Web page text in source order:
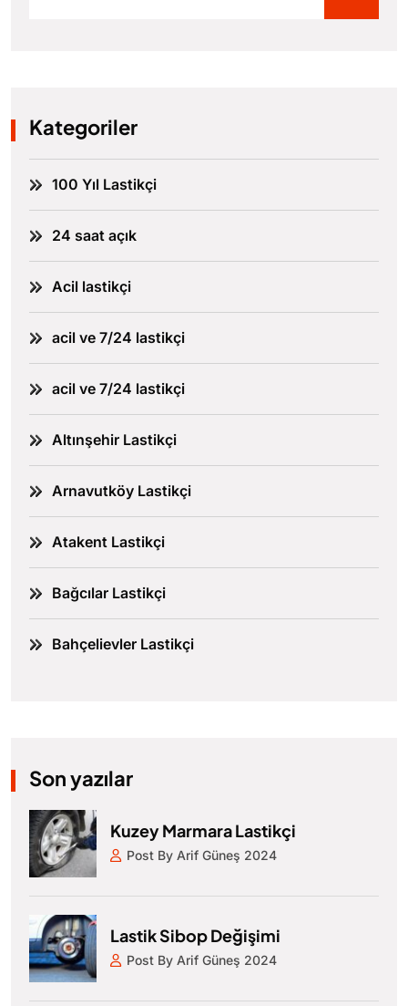
Kategoriler
100 Yıl Lastikçi
24 saat açık
Acil lastikçi
acil ve 7/24 lastikçi
acil ve 7/24 lastikçi
Altınşehir Lastikçi
Arnavutköy Lastikçi
Atakent Lastikçi
Bağcılar Lastikçi
Bahçelievler Lastikçi
Son yazılar
Kuzey Marmara Lastikçi
Post By Arif Güneş 2024
Lastik Sibop Değişimi
Post By Arif Güneş 2024